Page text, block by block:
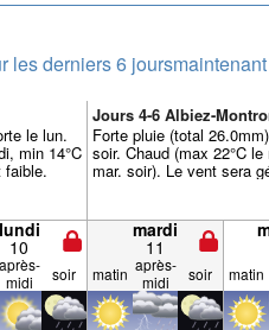
les derniers 6 joursmaintenant
le lun.
min 14°C
faible.
Jours 4-6 Albiez-
Forte pluie (total
soir. Chaud (max 22°C
mar. soir). Le vent sera
lundi
10
mardi
11
après-
midi
soir matin après-
midi
soir matin